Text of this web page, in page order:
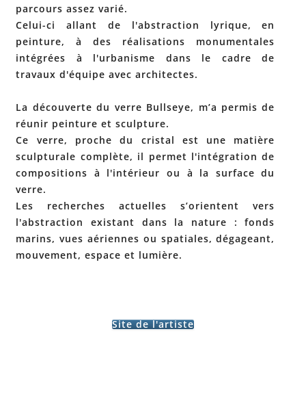
parcours assez varié.
Celui-ci allant de l'abstraction lyrique, en
peinture, à des réalisations monumentales
intégrées à l'urbanisme dans le cadre de
travaux d'équipe avec architectes.
La découverte du verre Bullseye, m’a permis de
réunir peinture et sculpture.
Ce verre, proche du cristal est une matière
sculpturale complète, il permet l'intégration de
compositions à l'intérieur ou à la surface du
verre.
Les recherches actuelles s’orientent vers
l'abstraction existant dans la nature : fonds
marins, vues aériennes ou spatiales, dégageant,
mouvement, espace et lumière.
Site de l'artiste